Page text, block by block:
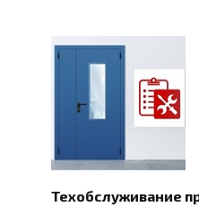
Техобслуживание